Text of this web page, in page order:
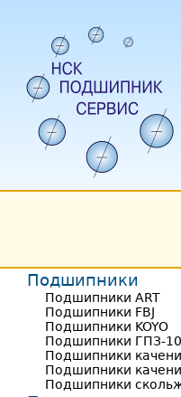
Подшипники
Подшипники ART
Подшипники FBJ
Подшипники KOYO
Подшипники ГПЗ-10
Подшипники
Подшипники
Подшипники